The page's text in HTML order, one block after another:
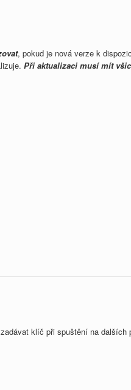
, pokud je nová verze k
Při aktualizaci musí mít
klíč při spuštění na dalších